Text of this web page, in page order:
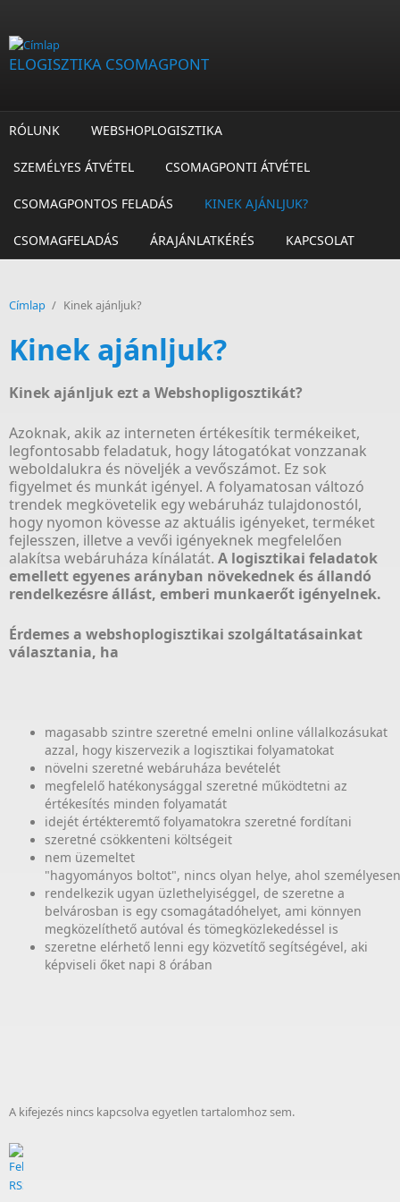
ELOGISZTIKA CSOMAGPONT
RÓLUNK WEBSHOPLOGISZTIKA
SZEMÉLYES ÁTVÉTEL CSOMAGPONTI ÁTVÉTEL
CSOMAGPONTOS FELADÁS KINEK AJÁNLJUK?
CSOMAGFELADÁS ÁRAJÁNLATKÉRÉS KAPCSOLAT
Címlap / Kinek ajánljuk?
Kinek ajánljuk?
Kinek ajánljuk ezt a Webshopligosztikát?
Azoknak, akik az interneten értékesítik termékeiket,
legfontosabb feladatuk, hogy látogatókat vonzzanak
weboldalukra és növeljék a vevőszámot. Ez sok
figyelmet és munkát igényel. A folyamatosan változó
trendek megkövetelik egy webáruház tulajdonostól,
hogy nyomon kövesse az aktuális igényeket, terméket
fejlesszen, illetve a vevői igényeknek megfelelően
alakítsa webáruháza kínálatát. A logisztikai feladatok
emellett egyenes arányban növekednek és állandó
rendelkezésre állást, emberi munkaerőt igényelnek.
Érdemes a webshoplogisztikai szolgáltatásainkat
választania, ha
magasabb szintre szeretné emelni online vállalkozásukat
azzal, hogy kiszervezik a logisztikai folyamatokat
növelni szeretné webáruháza bevételét
megfelelő hatékonysággal szeretné működtetni az
értékesítés minden folyamatát
idejét értékteremtő folyamatokra szeretné fordítani
szeretné csökkenteni költségeit
nem üzemeltet
"hagyományos boltot", nincs olyan helye, ahol
rendelkezik ugyan üzlethelyiséggel, de szeretne a
belvárosban is egy csomagátadóhelyet, ami könnyen
megközelíthető autóval és tömegközlekedéssel is
szeretne elérhető lenni egy közvetítő segítségével, aki
képviseli őket napi 8 órában
A kifejezés nincs kapcsolva egyetlen tartalomhoz sem.